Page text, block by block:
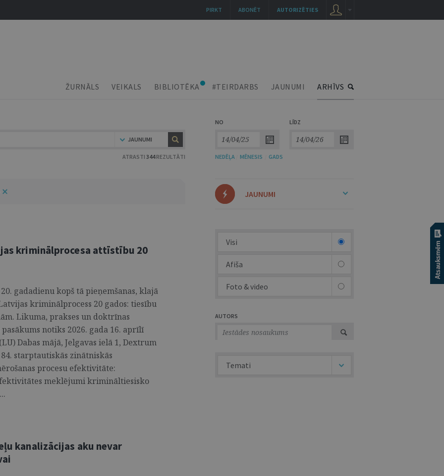
ŽURNĀLS VEIKALS BIBLIOTĒKA #TEIRDARBS JAUNUMI ARHĪVS
JAUNUMI
ATRASTI 344REZULTĀTI
NO LĪDZ
NEDĒĻA MĒNESIS GADS
kriminālprocesa attīstību 20
gadadienu kopš tā pieņemšanas, klajā
kriminālprocess 20 gados: tiesību
Likuma, prakses un doktrīnas
notiks 2026. gada 16. aprīlī
Dabas mājā, Jelgavas ielā 1, Dextrum
starptautiskās zinātniskās
procesu efektivitāte:
meklējumi krimināltiesisko
kanalizācijas aku nevar
JAUNUMI
Visi
Afiša
Foto & video
AUTORS
Temati
AUTORIZĒTIES
ABONĒT
PIRKT